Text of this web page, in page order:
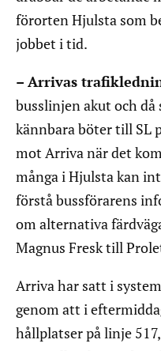
förorten Hjulsta som
jobbet i tid.
– Arrivas
busslinjen akut och
kännbara böter till SL
mot Arriva när det
många i Hjulsta kan
förstå bussförarens
om alternativa
Magnus Fresk till
Arriva har satt i
genom att i
hållplatser på linje